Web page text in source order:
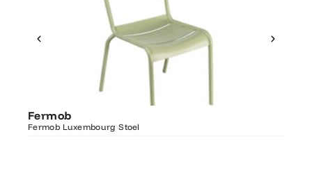
Fermob
Fermob Luxembourg Stoel
Ontdek Fermob
Luxembourg Stoel